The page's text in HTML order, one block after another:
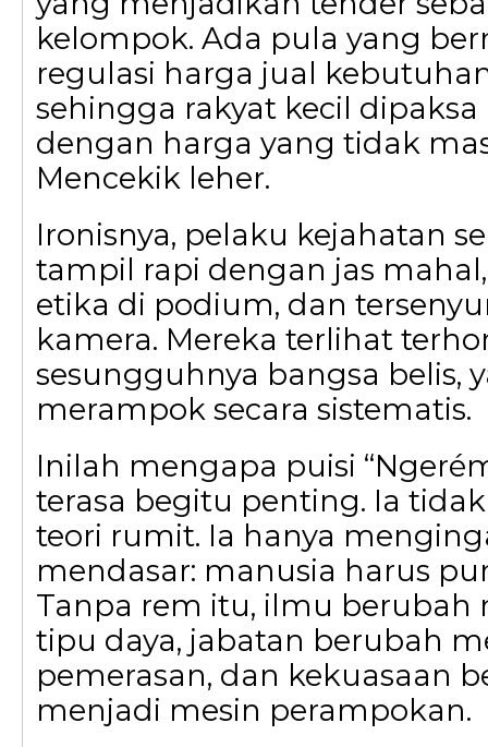
kelompok. Ada pula yang
regulasi harga jual
sehingga rakyat kecil
dengan harga yang tidak
Mencekik leher.
Ironisnya, pelaku kejahatan
tampil rapi dengan jas
etika di podium, dan
kamera. Mereka terlihat
sesungguhnya bangsa belis,
merampok secara sistematis.
Inilah mengapa puisi
terasa begitu penting. Ia
teori rumit. Ia hanya
mendasar: manusia harus
Tanpa rem itu, ilmu berubah
tipu daya, jabatan berubah
pemerasan, dan kekuasaan
menjadi mesin perampokan.